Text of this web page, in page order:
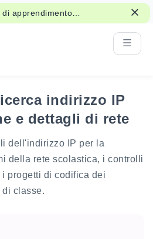
apprendimento
le attività di
indirizzo IP
e dettagli di rete
dell'indirizzo IP per la
della rete scolastica, i controlli
progetti di codifica dei
classe.